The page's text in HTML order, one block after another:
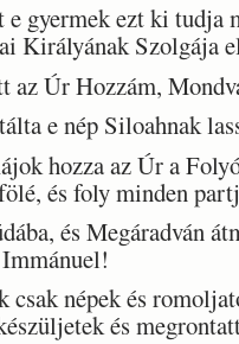
gyermek ezt ki tudja
Királyának Szolgája
az Úr Hozzám,
e nép Siloahnak
hozza az Úr a
és foly minden
és Megáradván
csak népek és
és